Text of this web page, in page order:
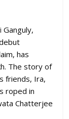
Ganguly,
has
The story of
friends, Ira,
roped in
Chatterjee